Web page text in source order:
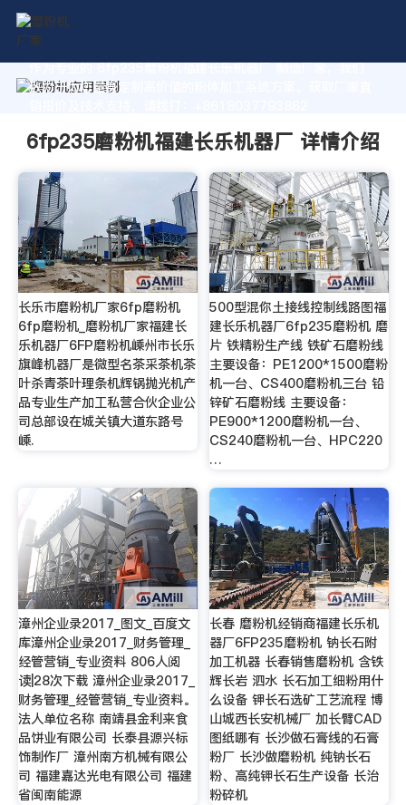
作为专业的 6fp235磨粉机福建长乐机器厂 制造厂家，我们
致力于为您量身定制高价值的粉体加工系统方案。获取厂家直
6fp235磨粉机福建长乐机器厂 详情介绍
长乐市磨粉机厂家6fp磨粉机
6fp磨粉机_磨粉机厂家福建长
乐机器厂6FP磨粉机嵊州市长乐
旗峰机器厂是微型名茶采茶机茶
叶杀青茶叶理条机辉锅抛光机产
品专业生产加工私营合伙企业公
司总部设在城关镇大道东路号
嵊.
500型混你土接线控制线路图福
建长乐机器厂6fp235磨粉机 磨
片 铁精粉生产线 铁矿石磨粉线
主要设备：PE1200*1500磨粉
机一台、CS400磨粉机三台 铅
锌矿石磨粉线 主要设备：
PE900*1200磨粉机一台、
CS240磨粉机一台、HPC220
…
漳州企业录2017_图文_百度文
库漳州企业录2017_财务管理_
经管营销_专业资料 806人阅
读|28次下载 漳州企业录2017_
财务管理_经管营销_专业资料。
法人单位名称 南靖县金利来食
品饼业有限公司 长泰县源兴标
饰制作厂 漳州南方机械有限公
司 福建嘉达光电有限公司 福建
省闽南能源
长春 磨粉机经销商福建长乐机
器厂6FP235磨粉机 钠长石附
加工机器 长春销售磨粉机 含铁
辉长岩 泗水 长石加工细粉用什
么设备 钾长石选矿工艺流程 博
山城西长安机械厂 加长臂CAD
图纸哪有 长沙做石膏线的石膏
粉厂 长沙做磨粉机 纯钠长石
粉、高纯钾长石生产设备 长治
粉碎机